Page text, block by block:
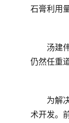
石膏利用
汤建伟
仍然任重
为解决
术开发。